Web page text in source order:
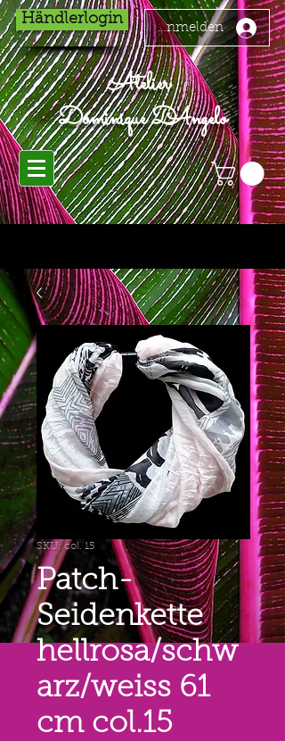
Händlerlogin
Anmelden
Atelier
Dominique D'Angelo
SKU: col. 15
Patch-
Seidenkette
hellrosa/schw
arz/weiss 61
cm col.15